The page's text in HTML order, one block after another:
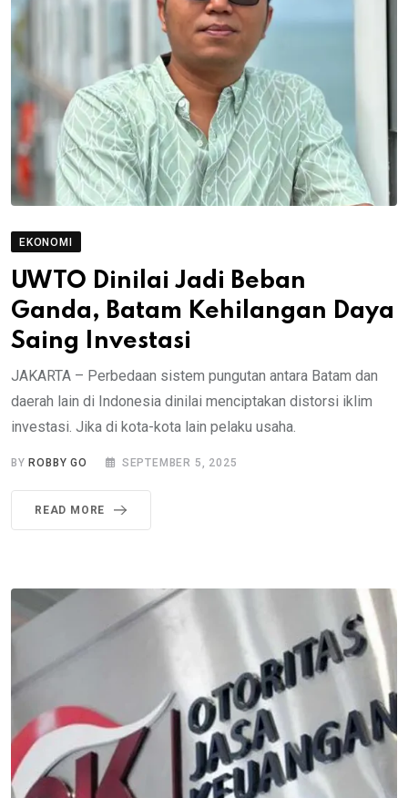
EKONOMI
UWTO Dinilai Jadi Beban
Ganda, Batam Kehilangan Daya
Saing Investasi
JAKARTA – Perbedaan sistem pungutan antara Batam dan
daerah lain di Indonesia dinilai menciptakan distorsi iklim
investasi. Jika di kota-kota lain pelaku usaha.
BYROBBY GO SEPTEMBER 5, 2025
READ MORE